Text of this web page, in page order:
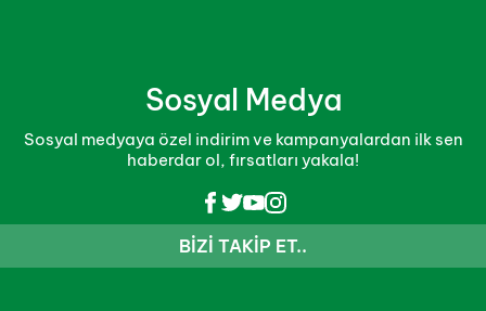
Sosyal Medya
Sosyal medyaya özel indirim ve kampanyalardan ilk sen
haberdar ol, fırsatları yakala!
BIZI TAKIP ET..